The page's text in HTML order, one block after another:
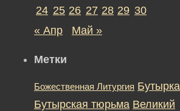
24 25 26 27 28 29 30
« Апр
Май »
Метки
Божественная Литургия Бутырка
Бутырская тюрьма Великий